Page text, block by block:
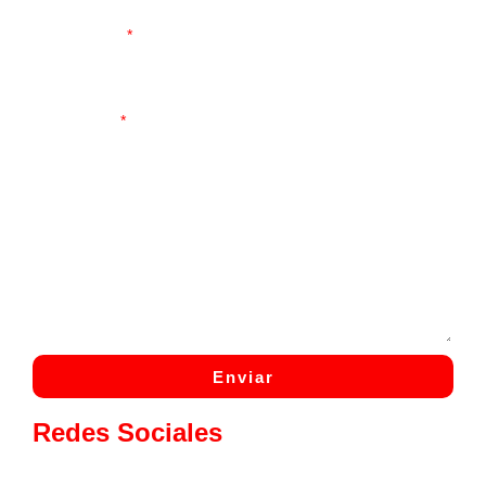
Enviar
Redes Sociales